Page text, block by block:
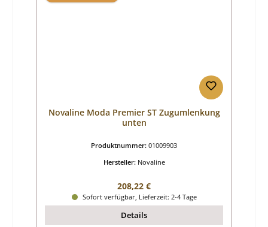
Novaline Moda Premier ST Zugumlenkung
unten
Produktnummer: 01009903
Hersteller: Novaline
Regulärer Preis:
208,22 €
Sofort verfügbar, Lieferzeit: 2-4 Tage
Details